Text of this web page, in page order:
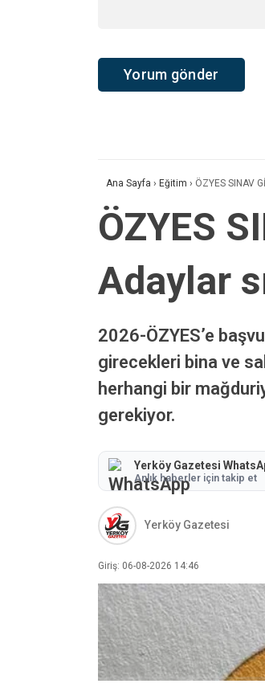
Ana Sayfa › Eğitim › ÖZYES SINAV
ÖZYES
Adaylar
2026-ÖZYES’e
girecekleri bina ve
herhangi bir
gerekiyor.
Yerköy Gazetesi
Anlık haberler için takip et
Yerköy Gazetesi
Giriş: 06-08-2026 14:46